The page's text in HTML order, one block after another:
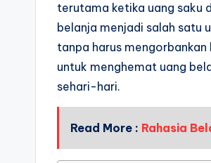
terutama ketika uang saku
belanja menjadi salah satu
tanpa harus
untuk menghemat uang
sehari-hari.
Read More : Rahasia